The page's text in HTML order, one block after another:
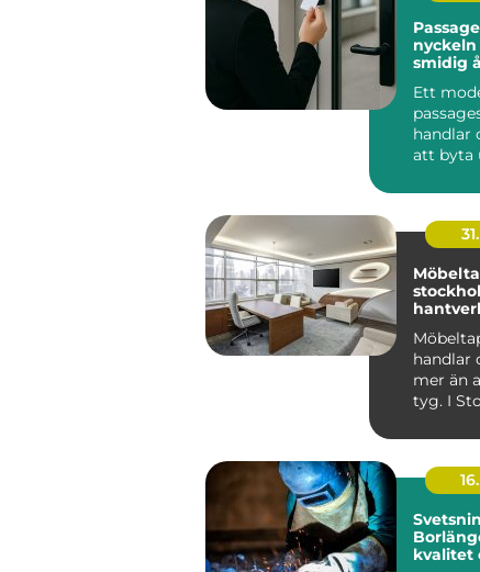
smidig
Ett
handlar
att byta
en
Rät...
stockholm
handlar
mer än
tyg. I
...
kvalitet